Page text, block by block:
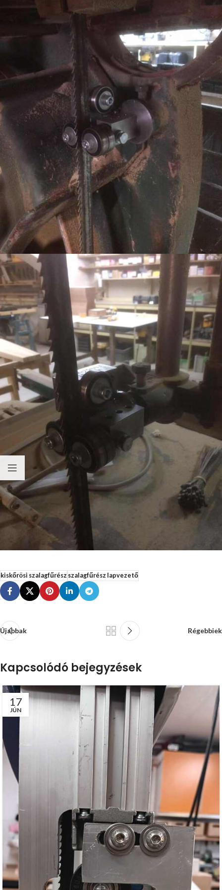
kiskőrösi szalagfűrész szalagfűrész lapvezető
Újabbak Régebbiek
Kapcsolódó bejegyzések
17
JÚN